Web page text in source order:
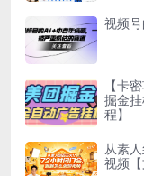
视频
【卡
掘金
程】
从素
视频【